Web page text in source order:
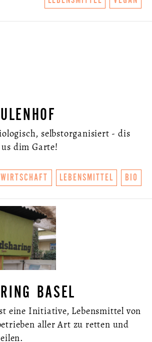
selbstorganisiert - dis
dim Garte!
LEBENSMITTEL BIO
BASEL
eine Initiative, Lebensmittel von
aller Art zu retten und